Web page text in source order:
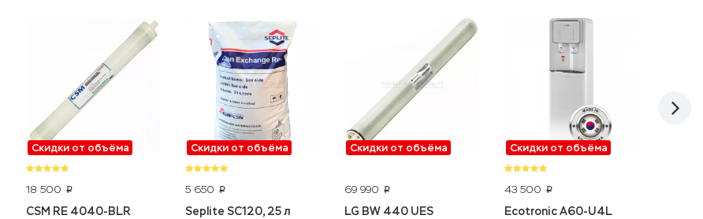
Скидки от объёма
18 500 p
CSM RE 4040-BLR
Скидки от объёма
5 650 p
Seplite SC120, 25 л
Скидки от объёма
69 990 p
LG BW 440 UES
Скидки от объёма
43 500 p
Ecotronic A60-U4L